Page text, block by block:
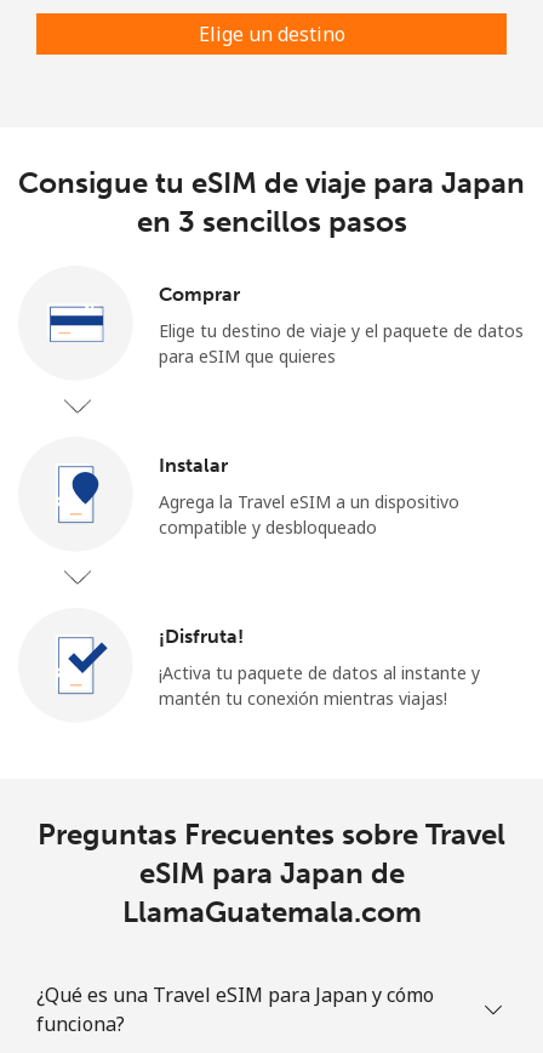
Elige un destino
Consigue tu eSIM de viaje para Japan
en 3 sencillos pasos
Comprar
Elige tu destino de viaje y el paquete de datos
para eSIM que quieres
Instalar
Agrega la Travel eSIM a un dispositivo
compatible y desbloqueado
¡Disfruta!
¡Activa tu paquete de datos al instante y
mantén tu conexión mientras viajas!
Preguntas Frecuentes sobre Travel
eSIM para Japan de
LlamaGuatemala.com
¿Qué es una Travel eSIM para Japan y cómo
funciona?